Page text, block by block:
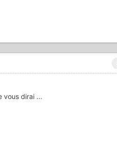
vous dirai ...